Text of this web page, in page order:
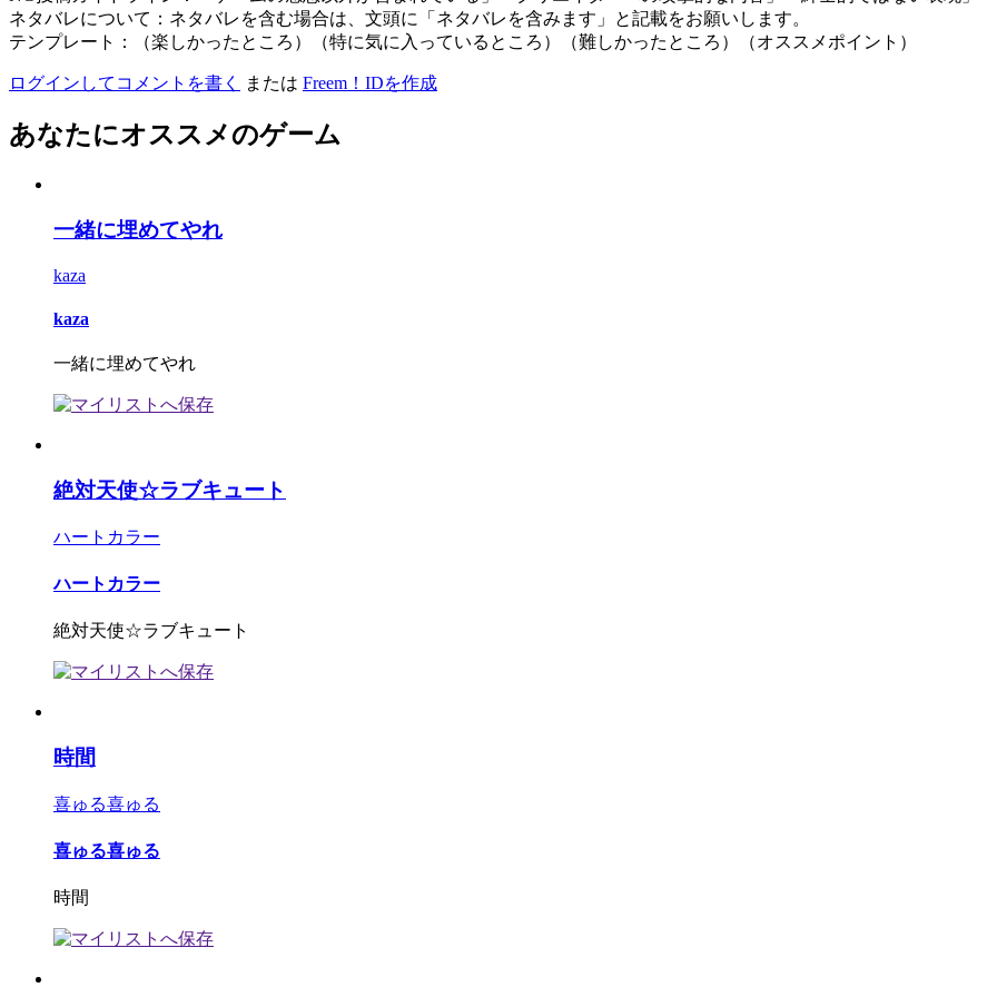
ネタバレについて：ネタバレを含む場合は、文頭に「ネタバレを含みます」と記載をお願いします。
テンプレート：（楽しかったところ）（特に気に入っているところ）（難しかったところ）（オススメポイント）
ログインしてコメントを書く または Freem！IDを作成
あなたにオススメのゲーム
一緒に埋めてやれ
kaza
kaza
一緒に埋めてやれ
絶対天使☆ラブキュート
ハートカラー
ハートカラー
絶対天使☆ラブキュート
時間
喜ゅる喜ゅる
喜ゅる喜ゅる
時間